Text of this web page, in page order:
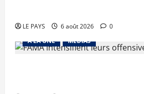
LE PAYS 6 août 2026
0
A LA UNE
MEDIAS